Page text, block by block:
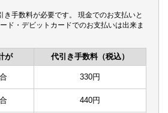
き手数料が必要です。 現金でのお支払いと
ド・デビットカードでのお支払いは出来ま
が 代引き手数料（税込）
330円
440円